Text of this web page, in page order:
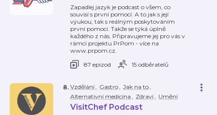
Zapadlej jazyk je podcast o všem, co
souvisí s první pomocí. A to jak s její
výukou, tak s reálným poskytováním
první pomoci. Takže se týká úplně
každého z nás. Připravujeme jej pro vás v
rámci projektu PrPom - více na
www.prpom.cz.
87 epizod
15 odběratelů
Vzdělání, Gastro, Jak na to,
Alternativní medicína , Zdraví, Umění
VisitChef Podcast
8.